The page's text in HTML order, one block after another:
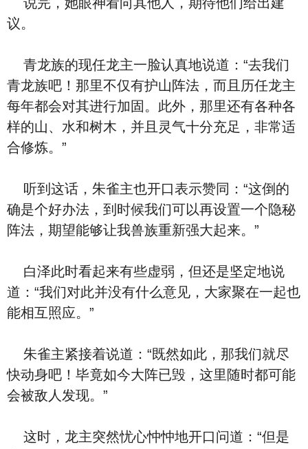
议。
青龙族的现任龙主一脸认真地说道：“去我们
青龙族吧！那里不仅有护山阵法，而且历任龙主
每年都会对其进行加固。此外，那里还有各种各
样的山、水和树木，并且灵气十分充足，非常适
合修炼。”
听到这话，朱雀主也开口表示赞同：“这倒的
确是个好办法，到时候我们可以再设置一个隐秘
阵法，期望能够让我兽族重新强大起来。”
白泽此时看起来有些虚弱，但还是坚定地说
道：“我们对此并没有什么意见，大家聚在一起也
能相互照应。”
朱雀主紧接着说道：“既然如此，那我们就尽
快动身吧！毕竟如今大阵已毁，这里随时都可能
会被敌人发现。”
这时，龙主突然忧心忡忡地开口问道：“但是